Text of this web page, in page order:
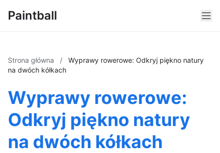
Paintball
Strona główna /
Wyprawy rowerowe: Odkryj piękno natury
na dwóch kółkach
Wyprawy rowerowe:
Odkryj piękno natury
na dwóch kółkach